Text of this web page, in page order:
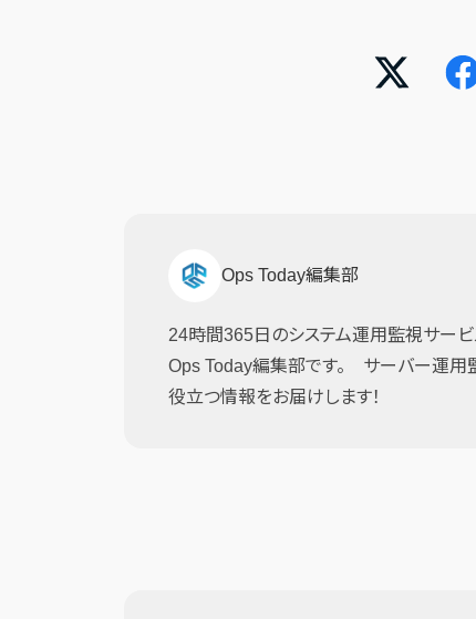
Ops Today編集部
24時間365日のシステム運用監視サービ
Ops Today編集部です。 サーバー運用
役立つ情報をお届けします！